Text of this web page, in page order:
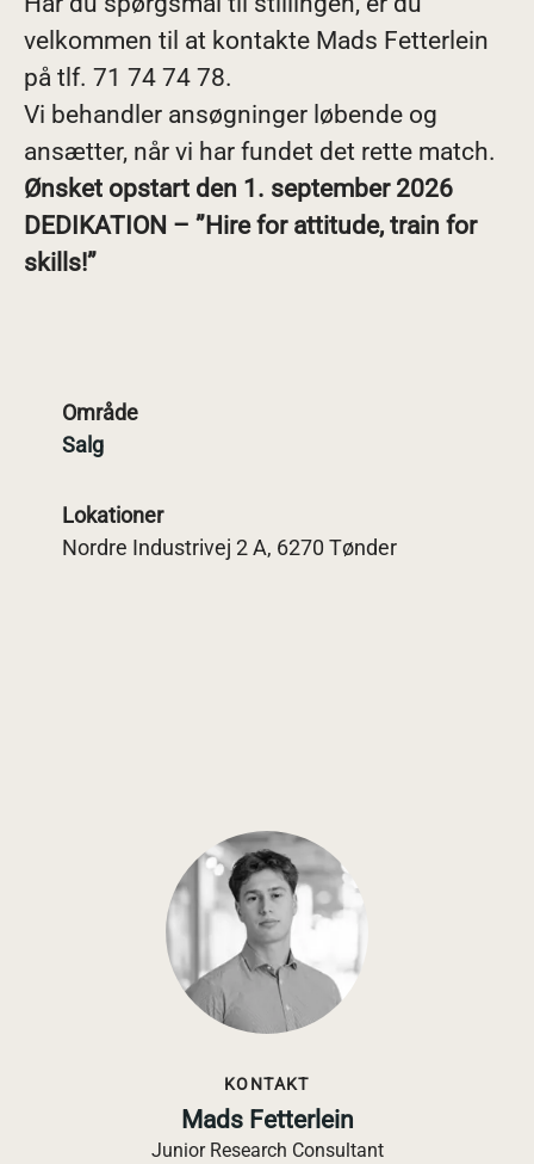
velkommen til at kontakte Mads Fetterlein
på tlf. 71 74 74 78.
Vi behandler ansøgninger løbende og
ansætter, når vi har fundet det rette match.
Ønsket opstart den 1. september 2026
DEDIKATION – ”Hire for attitude, train for
skills!”
Område
Salg
Lokationer
Nordre Industrivej 2 A, 6270 Tønder
KONTAKT
Mads Fetterlein
Junior Research Consultant